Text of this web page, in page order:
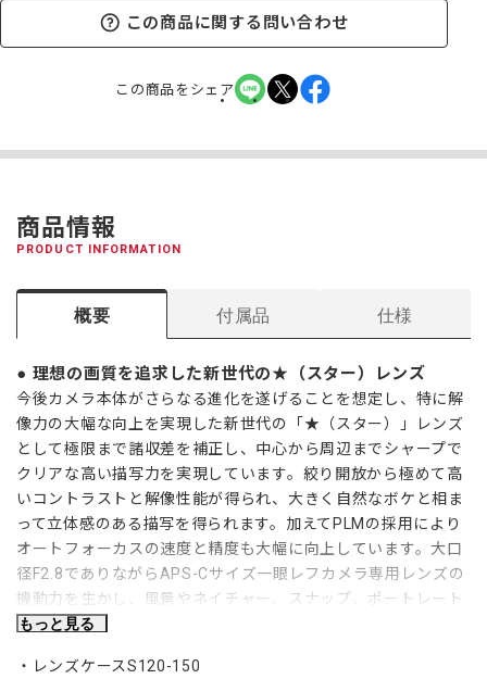
この商品に関する問い合わせ
この商品をシェア
商品情報
PRODUCT INFORMATION
概要 付属品 仕様
理想の画質を追求した新世代の★（スター）レンズ
今後カメラ本体がさらなる進化を遂げることを想定し、特に解
像力の大幅な向上を実現した新世代の「★（スター）」レンズ
として極限まで諸収差を補正し、中心から周辺までシャープで
クリアな高い描写力を実現しています。絞り開放から極めて高
いコントラストと解像性能が得られ、大きく自然なボケと相ま
って立体感のある描写を得られます。加えてPLMの採用により
オートフォーカスの速度と精度も大幅に向上しています。大口
径F2.8でありながらAPS-Cサイズ一眼レフカメラ専用レンズの
機動力を生かし、風景やネイチャー、スナップ、ポートレート
など幅広く、大口径標準ズームレンズとして期待に応えます。
妥協を許さない光学設計による高い解像性能
もっと見る
レンズケースS120-150